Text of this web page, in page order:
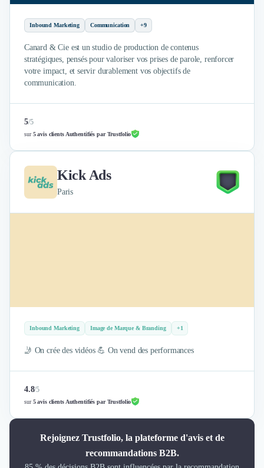
Inbound Marketing Communication +9
Canard & Cie est un studio de production de contenus
stratégiques, pensés pour valoriser vos prises de parole, renforcer
votre impact, et servir durablement vos objectifs de
communication.
5/5
sur5 avis clients Authentifiés par Trustfolio
Kick Ads
Paris
Inbound Marketing Image de Marque & Branding +1
🤳 On crée des vidéos 💪 On vend des performances
4.8/5
sur5 avis clients Authentifiés par Trustfolio
Rejoignez Trustfolio, la plateforme d'avis et de
recommandations B2B.